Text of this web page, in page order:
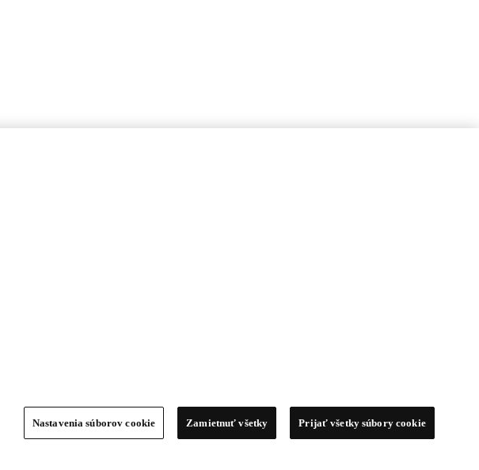
Nastavenia súborov cookie Zamietnuť všetky Prijať všetky súbory cookie